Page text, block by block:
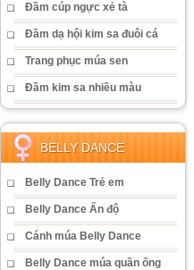
Đầm cúp ngực xẻ tà
Đầm dạ hội kim sa đuôi cá
Trang phục múa sen
Đầm kim sa nhiều màu
BELLY DANCE
Belly Dance Trẻ em
Belly Dance Ấn độ
Cánh múa Belly Dance
Belly Dance múa quần ống